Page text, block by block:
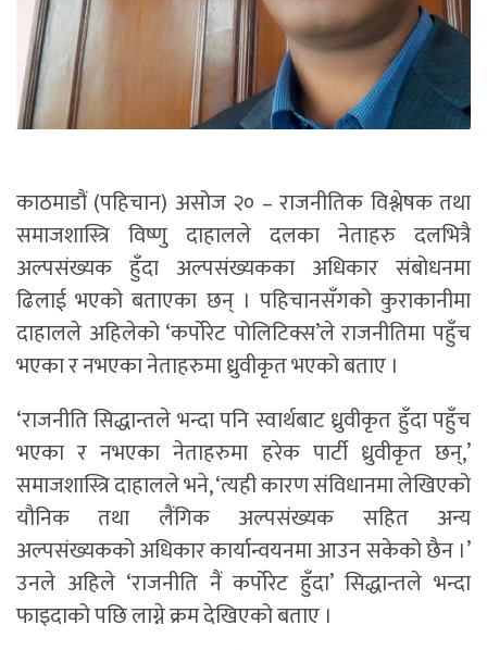
काठमाडौं (पहिचान) असोज २० – राजनीतिक विश्लेषक तथा
समाजशास्त्रि विष्णु दाहालले दलका नेताहरु दलभित्रै
अल्पसंख्यक हुँदा अल्पसंख्यकका अधिकार संबोधनमा
ढिलाई भएको बताएका छन् । पहिचानसँगको कुराकानीमा
दाहालले अहिलेको ‘कर्पोरेट पोलिटिक्स’ले राजनीतिमा पहुँच
भएका र नभएका नेताहरुमा ध्रुवीकृत भएको बताए ।
‘राजनीति सिद्धान्तले भन्दा पनि स्वार्थबाट ध्रुवीकृत हुँदा पहुँच
भएका र नभएका नेताहरुमा हरेक पार्टी ध्रुवीकृत छन्,’
समाजशास्त्रि दाहालले भने, ‘त्यही कारण संविधानमा लेखिएको
यौनिक तथा लैंगिक अल्पसंख्यक सहित अन्य
अल्पसंख्यकको अधिकार कार्यान्वयनमा आउन सकेको छैन ।’
उनले अहिले ‘राजनीति नैं कर्पोरेट हुँदा’ सिद्धान्तले भन्दा
फाइदाको पछि लाग्ने क्रम देखिएको बताए ।